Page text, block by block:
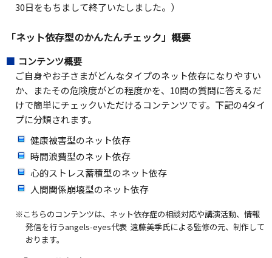
30日をもちまして終了いたしました。）
「ネット依存型のかんたんチェック」概要
コンテンツ概要
ご自身やお子さまがどんなタイプのネット依存になりやすい
か、またその危険度がどの程度かを、10問の質問に答えるだ
けで簡単にチェックいただけるコンテンツです。下記の4タイ
プに分類されます。
健康被害型のネット依存
時間浪費型のネット依存
心的ストレス蓄積型のネット依存
人間関係崩壊型のネット依存
※こちらのコンテンツは、ネット依存症の相談対応や講演活動、情報
発信を行うangels-eyes代表 遠藤美季氏による監修の元、制作して
おります。